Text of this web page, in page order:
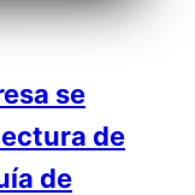
se
de
de